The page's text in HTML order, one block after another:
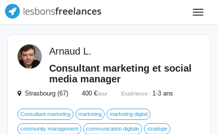
Toggle
Arnaud L.
Consultant marketing et social
media manager
Strasbourg (67) 400 €/jour Expérience : 1-3 ans
Consultant marketing marketing marketing digital
community management communication digitale stratégie